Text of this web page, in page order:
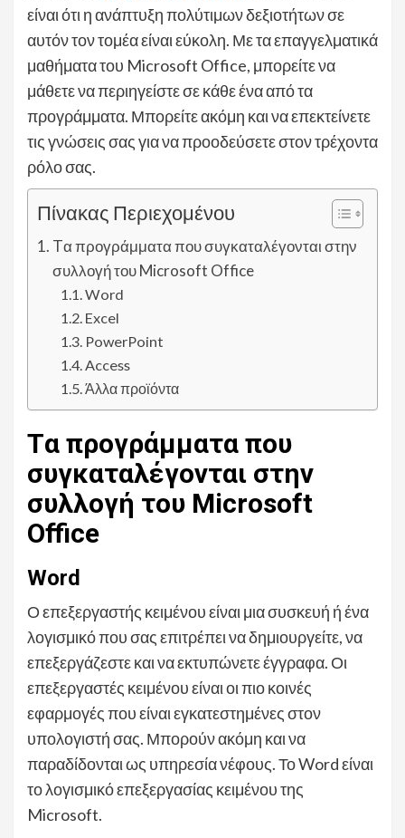
είναι ότι η ανάπτυξη πολύτιμων δεξιοτήτων σε
αυτόν τον τομέα είναι εύκολη. Με τα επαγγελματικά
μαθήματα του Microsoft Office, μπορείτε να
μάθετε να περιηγείστε σε κάθε ένα από τα
προγράμματα. Μπορείτε ακόμη και να επεκτείνετε
τις γνώσεις σας για να προοδεύσετε στον τρέχοντα
ρόλο σας.
Πίνακας Περιεχομένου
Tα προγράμματα που συγκαταλέγονται στην
συλλογή του Microsoft Office
Word
Excel
PowerPoint
Access
Άλλα προϊόντα
Tα προγράμματα που
συγκαταλέγονται στην
συλλογή του Microsoft
Office
Word
Ο επεξεργαστής κειμένου είναι μια συσκευή ή ένα
λογισμικό που σας επιτρέπει να δημιουργείτε, να
επεξεργάζεστε και να εκτυπώνετε έγγραφα. Οι
επεξεργαστές κειμένου είναι οι πιο κοινές
εφαρμογές που είναι εγκατεστημένες στον
υπολογιστή σας. Μπορούν ακόμη και να
παραδίδονται ως υπηρεσία νέφους. Το Word είναι
το λογισμικό επεξεργασίας κειμένου της
Microsoft.